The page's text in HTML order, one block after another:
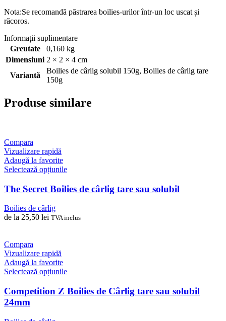
Nota:Se recomandă păstrarea boilies-urilor într-un loc uscat și
răcoros.
Informații suplimentare
Greutate
0,160 kg
Dimensiuni 2 × 2 × 4 cm
Variantă
Boilies de cârlig solubil 150g, Boilies de cârlig tare
150g
Produse similare
Compara
Vizualizare rapidă
Adaugă la favorite
Selectează opțiunileAcest
are
mai
variații.
produsului.
The Secret Boilies de cârlig tare sau solubil
Boilies de cârlig
de la 25,50 lei TVA inclus
Compara
Vizualizare rapidă
Adaugă la favorite
Selectează opțiunileAcest
are
Competition Z Boilies de Cârlig tare sau solubil
24mm